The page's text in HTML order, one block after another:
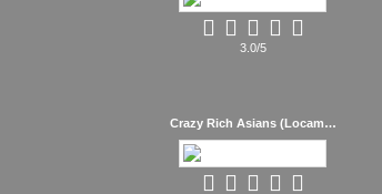
3.0/5
Crazy Rich Asians (Locamente millonarios) (2018)